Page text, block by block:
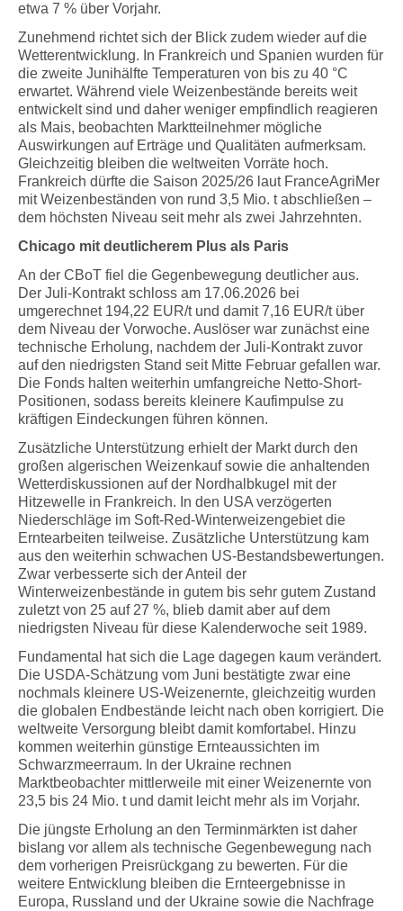
etwa 7 % über Vorjahr.
Zunehmend richtet sich der Blick zudem wieder auf die
Wetterentwicklung. In Frankreich und Spanien wurden für
die zweite Junihälfte Temperaturen von bis zu 40 °C
erwartet. Während viele Weizenbestände bereits weit
entwickelt sind und daher weniger empfindlich reagieren
als Mais, beobachten Marktteilnehmer mögliche
Auswirkungen auf Erträge und Qualitäten aufmerksam.
Gleichzeitig bleiben die weltweiten Vorräte hoch.
Frankreich dürfte die Saison 2025/26 laut FranceAgriMer
mit Weizenbeständen von rund 3,5 Mio. t abschließen –
dem höchsten Niveau seit mehr als zwei Jahrzehnten.
Chicago mit deutlicherem Plus als Paris
An der CBoT fiel die Gegenbewegung deutlicher aus.
Der Juli-Kontrakt schloss am 17.06.2026 bei
umgerechnet 194,22 EUR/t und damit 7,16 EUR/t über
dem Niveau der Vorwoche. Auslöser war zunächst eine
technische Erholung, nachdem der Juli-Kontrakt zuvor
auf den niedrigsten Stand seit Mitte Februar gefallen war.
Die Fonds halten weiterhin umfangreiche Netto-Short-
Positionen, sodass bereits kleinere Kaufimpulse zu
kräftigen Eindeckungen führen können.
Zusätzliche Unterstützung erhielt der Markt durch den
großen algerischen Weizenkauf sowie die anhaltenden
Wetterdiskussionen auf der Nordhalbkugel mit der
Hitzewelle in Frankreich. In den USA verzögerten
Niederschläge im Soft-Red-Winterweizengebiet die
Erntearbeiten teilweise. Zusätzliche Unterstützung kam
aus den weiterhin schwachen US-Bestandsbewertungen.
Zwar verbesserte sich der Anteil der
Winterweizenbestände in gutem bis sehr gutem Zustand
zuletzt von 25 auf 27 %, blieb damit aber auf dem
niedrigsten Niveau für diese Kalenderwoche seit 1989.
Fundamental hat sich die Lage dagegen kaum verändert.
Die USDA-Schätzung vom Juni bestätigte zwar eine
nochmals kleinere US-Weizenernte, gleichzeitig wurden
die globalen Endbestände leicht nach oben korrigiert. Die
weltweite Versorgung bleibt damit komfortabel. Hinzu
kommen weiterhin günstige Ernteaussichten im
Schwarzmeerraum. In der Ukraine rechnen
Marktbeobachter mittlerweile mit einer Weizenernte von
23,5 bis 24 Mio. t und damit leicht mehr als im Vorjahr.
Die jüngste Erholung an den Terminmärkten ist daher
bislang vor allem als technische Gegenbewegung nach
dem vorherigen Preisrückgang zu bewerten. Für die
weitere Entwicklung bleiben die Ernteergebnisse in
Europa, Russland und der Ukraine sowie die Nachfrage